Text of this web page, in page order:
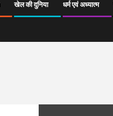
खेल की दुनिया धर्म एवं अध्यात्म